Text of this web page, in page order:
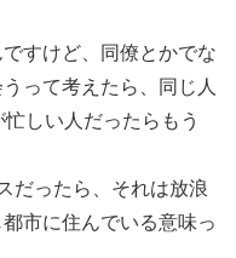
すけど、同僚とかでな
って考えたら、同じ人
しい人だったらもう
だったら、それは放浪
市に住んでいる意味っ